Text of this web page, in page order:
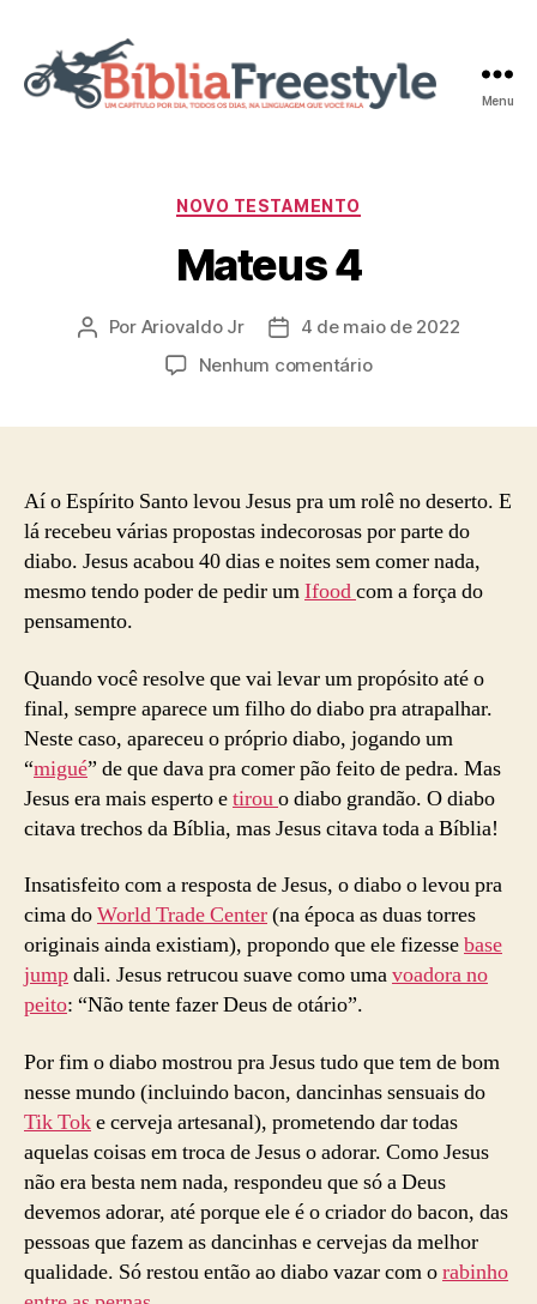
Menu
Categorias
NOVO TESTAMENTO
Mateus 4
Autor
Por Ariovaldo Jr
Data4 de maio de 2022
Nenhum comentárioem
Aí o Espírito Santo levou Jesus pra um rolê no deserto. E
lá recebeu várias propostas indecorosas por parte do
diabo. Jesus acabou 40 dias e noites sem comer nada,
mesmo tendo poder de pedir umIfoodcom a força do
pensamento.
Quando você resolve que vai levar um propósito até o
final, sempre aparece um filho do diabo pra atrapalhar.
Neste caso, apareceu o próprio diabo, jogando um
“migué” de que dava pra comer pão feito de pedra. Mas
Jesus era mais esperto etirouo diabo grandão. O diabo
citava trechos da Bíblia, mas Jesus citava toda a Bíblia!
Insatisfeito com a resposta de Jesus, o diabo o levou pra
cima doWorld Trade Center(na época as duas torres
originais ainda existiam), propondo que ele fizessebase
jumpdali. Jesus retrucou suave como umavoadora no
peito: “Não tente fazer Deus de otário”.
Por fim o diabo mostrou pra Jesus tudo que tem de bom
nesse mundo (incluindo bacon, dancinhas sensuais do
Tik Toke cerveja artesanal), prometendo dar todas
aquelas coisas em troca de Jesus o adorar. Como Jesus
não era besta nem nada, respondeu que só a Deus
devemos adorar, até porque ele é o criador do bacon, das
pessoas que fazem as dancinhas e cervejas da melhor
qualidade. Só restou então ao diabo vazar com orabinho